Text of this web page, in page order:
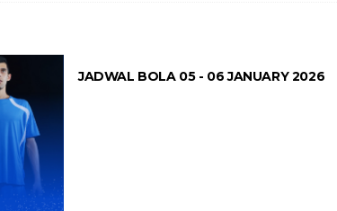
JADWAL BOLA 05 - 06 JANUARY 2026